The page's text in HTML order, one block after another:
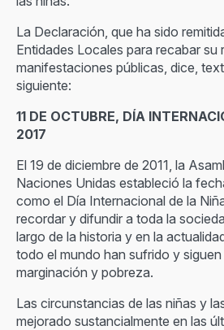
La Declaración, que ha sido
Entidades Locales para recabar su
manifestaciones públicas, dice,
siguiente:
11 DE OCTUBRE, DÍA
2017
El 19 de diciembre de 2011, la
Naciones Unidas estableció la
como el Día Internacional de la
recordar y difundir a toda la
largo de la historia y en la
todo el mundo han sufrido y
marginación y pobreza.
Las circunstancias de las niñas y
mejorado sustancialmente en las